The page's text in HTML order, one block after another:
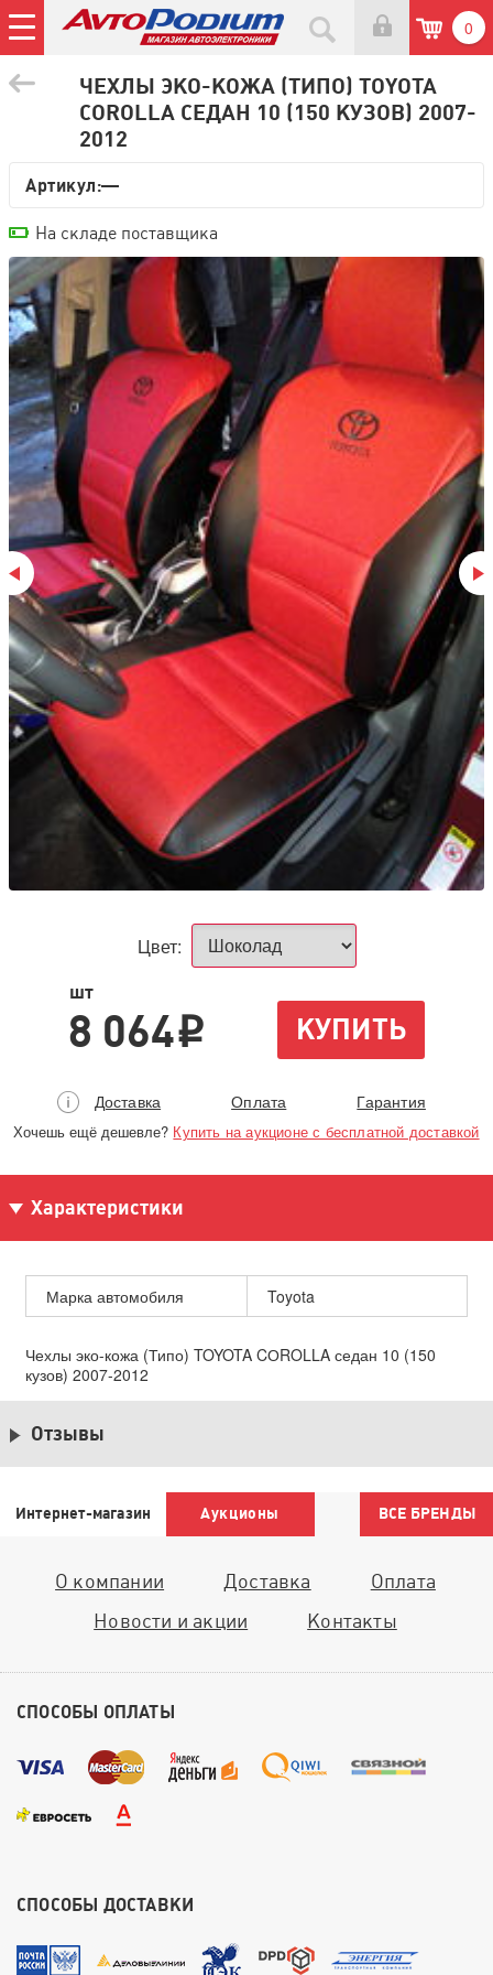
0
ЧЕХЛЫ ЭКО-КОЖА (ТИПО) TOYOTA
CОROLLA СЕДАН 10 (150 КУЗОВ) 2007-
2012
Артикул:—
Цвет:
шт
8 064i КУПИТЬ
Доставка Оплата Гарантия
Хочешь ещё дешевле? Купить на аукционе с бесплатной доставкой
На складе поставщика
Характеристики
Марка автомобиля Toyota
Чехлы эко-кожа (Типо) TOYOTA CОROLLA седан 10 (150
кузов) 2007-2012
Отзывы
Интернет-магазин Аукционы ВСЕ БРЕНДЫ
О компании Доставка
Оплата
Новости и акции
Контакты
СПОСОБЫ ОПЛАТЫ
СПОСОБЫ ДОСТАВКИ